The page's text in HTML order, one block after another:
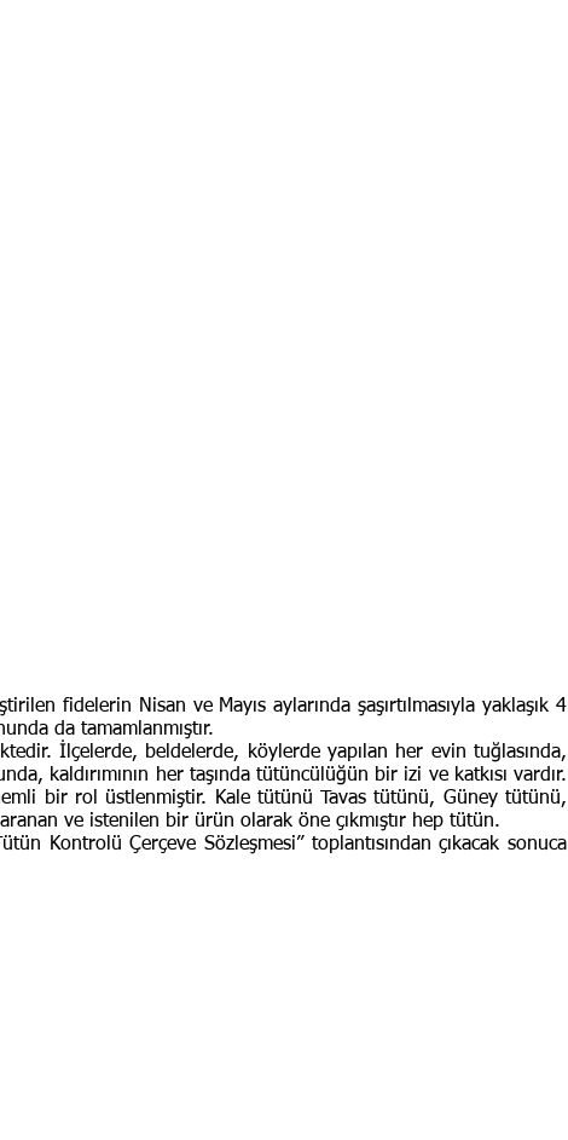
fidelerin Nisan ve Mayıs aylarında şaşırtılmasıyla yaklaşık 4
da tamamlanmıştır.
İlçelerde, beldelerde, köylerde yapılan her evin tuğlasında,
kaldırımının her taşında tütüncülüğün bir izi ve katkısı vardır.
bir rol üstlenmiştir. Kale tütünü Tavas tütünü, Güney tütünü,
ve istenilen bir ürün olarak öne çıkmıştır hep tütün.
Kontrolü Çerçeve Sözleşmesi” toplantısından çıkacak sonuca